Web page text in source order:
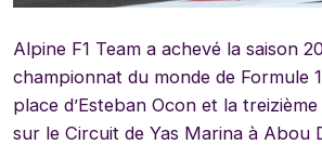
Alpine F1 Team a achevé la saison
championnat du monde de Formule
place d’Esteban Ocon et la treizième
sur le Circuit de Yas Marina à Abou